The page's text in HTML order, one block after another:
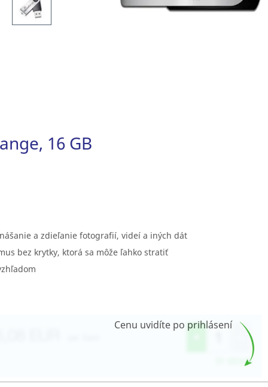
16 GB
a zdieľanie fotografií, videí a iných dát
bez krytky, ktorá sa môže ľahko stratiť
Cenu uvidíte po prihlásení